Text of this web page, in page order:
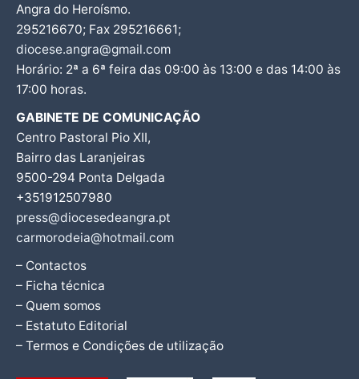
Angra do Heroísmo.
295216670; Fax 295216661;
diocese.angra@gmail.com
Horário: 2ª a 6ª feira das 09:00 às 13:00 e das 14:00 às
17:00 horas.
GABINETE DE COMUNICAÇÃO
Centro Pastoral Pio XII,
Bairro das Laranjeiras
9500-294 Ponta Delgada
+351912507980
press@diocesedeangra.pt
carmorodeia@hotmail.com
– Contactos
– Ficha técnica
– Quem somos
– Estatuto Editorial
– Termos e Condições de utilização